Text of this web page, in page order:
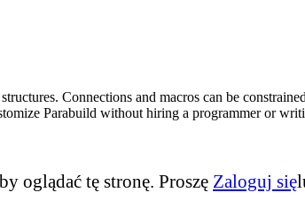
Connections and macros can be
Parabuild without hiring a programmer or
oglądać tę stronę. Proszę Zaloguj się